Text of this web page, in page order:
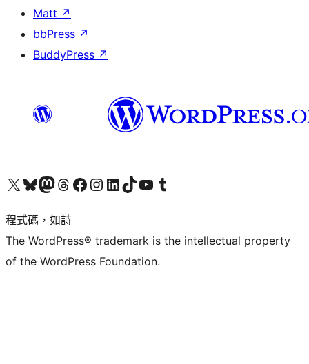
Matt ↗
bbPress ↗
BuddyPress ↗
查看我們的 X (之前的 Twitter) 帳號造訪我們的 Bluesky 帳號造訪我們的 Mastodon 帳號造訪我們的 Threads 帳號 造訪我們的 Facebook 粉絲專頁Visit our Instagram account
Visit our LinkedIn account
造訪我們的 TikTok 帳號Visit our YouTube channel
造訪我們的 Tumblr 帳號
程式碼，如詩
The WordPress® trademark is the intellectual property
of the WordPress Foundation.